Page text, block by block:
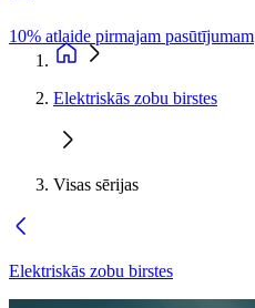
10% atlaide pirmajam pasūtījumam
Elektriskās zobu birstes
Visas sērijas
Elektriskās zobu birstes